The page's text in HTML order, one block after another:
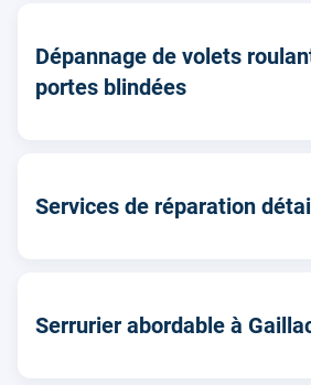
Dépannage de volets
portes blindées
Services de réparation
Serrurier abordable à